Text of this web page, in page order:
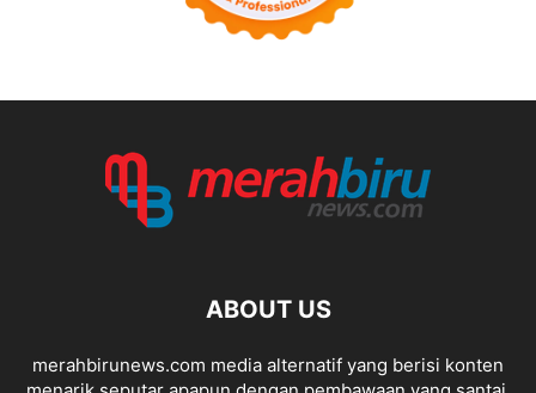
ABOUT US
merahbirunews.com media alternatif yang berisi konten